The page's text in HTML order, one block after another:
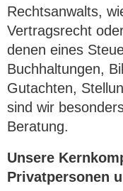
Rechtsanwalts,
Vertragsrecht
denen eines
Buchhaltungen,
Gutachten,
sind wir
Beratung.
Unsere
Privatpersonen